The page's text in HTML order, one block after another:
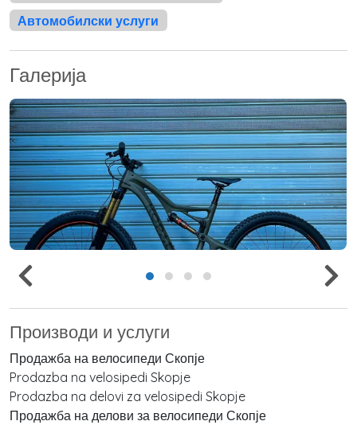
Автомобилски услуги
Галерија
Производи и услуги
Продажба на велосипеди Скопје
Prodazba na velosipedi Skopje
Prodazba na delovi za velosipedi Skopje
Продажба на делови за велосипеди Скопје